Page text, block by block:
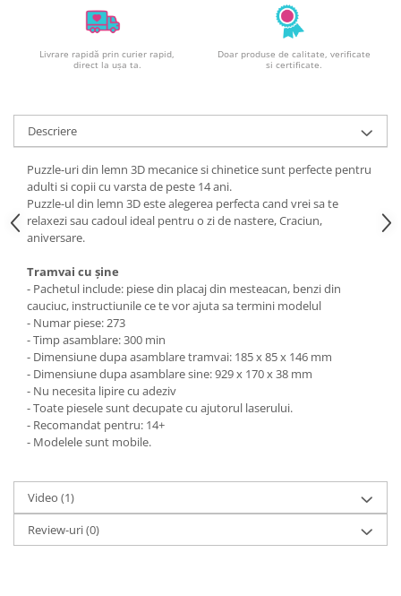
Postere gigant
Puzzele mecanic
PETRECERI & EVENIMENTE
Baloane
Cutii marturii
Toppere prajituri
DETERGENTI & CURATENIE
Livrare rapidă prin curier rapid,
direct la ușa ta.
Doar produse de calitate, verificate
si certificate.
Descriere
Puzzle-uri din lemn 3D mecanice si chinetice sunt perfecte pentru
adulti si copii cu varsta de peste 14 ani.
Puzzle-ul din lemn 3D este alegerea perfecta cand vrei sa te
relaxezi sau cadoul ideal pentru o zi de nastere, Craciun,
aniversare.
Tramvai cu șine
- Pachetul include: piese din placaj din mesteacan, benzi din
cauciuc, instructiunile ce te vor ajuta sa termini modelul
- Numar piese: 273
- Timp asamblare: 300 min
- Dimensiune dupa asamblare tramvai: 185 x 85 x 146 mm
- Dimensiune dupa asamblare sine: 929 x 170 x 38 mm
- Nu necesita lipire cu adeziv
- Toate piesele sunt decupate cu ajutorul laserului.
- Recomandat pentru: 14+
- Modelele sunt mobile.
Video (1)
Review-uri(0)